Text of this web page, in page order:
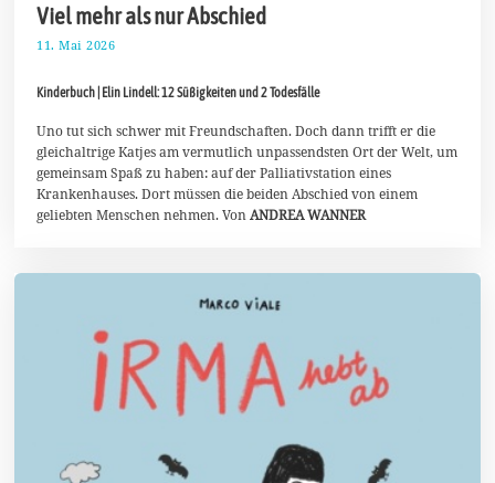
Viel mehr als nur Abschied
11. Mai 2026
M
i
2
0
2
6
Kinderbuch | Elin Lindell: 12 Süßigkeiten und 2 Todesfälle
Uno tut sich schwer mit Freundschaften. Doch dann trifft er die
gleichaltrige Katjes am vermutlich unpassendsten Ort der Welt, um
gemeinsam Spaß zu haben: auf der Palliativstation eines
Krankenhauses. Dort müssen die beiden Abschied von einem
geliebten Menschen nehmen. Von ANDREA WANNER